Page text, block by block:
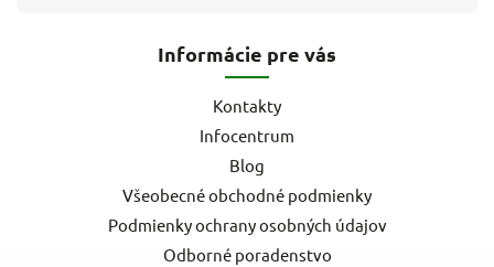
Informácie pre vás
Kontakty
Infocentrum
Blog
Všeobecné obchodné podmienky
Podmienky ochrany osobných údajov
Odborné poradenstvo